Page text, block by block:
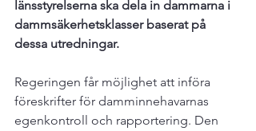
länsstyrelserna ska dela in dammarna i
dammsäkerhetsklasser baserat på
dessa utredningar.
Regeringen får möjlighet att införa
föreskrifter för damminnehavarnas
egenkontroll och rapportering. Den